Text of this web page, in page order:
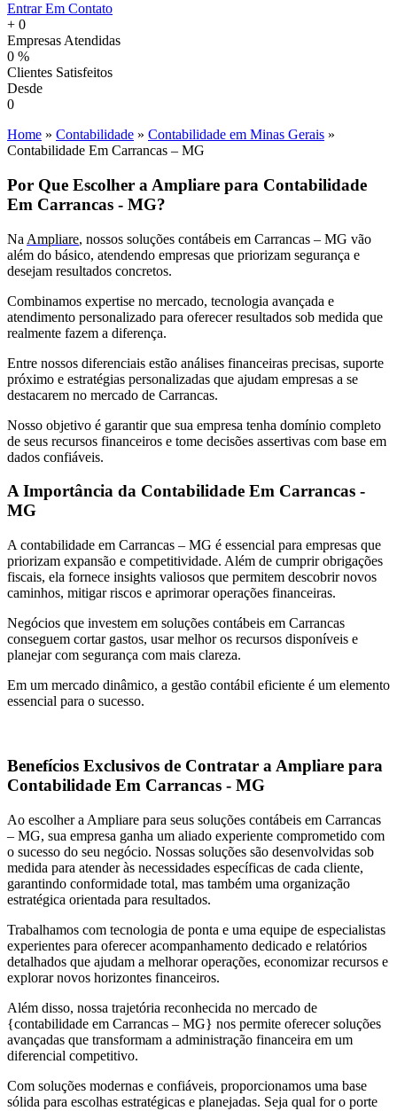
Entrar Em Contato
+ 0
Empresas Atendidas
0 %
Clientes Satisfeitos
Desde
0
Home » Contabilidade » Contabilidade em Minas Gerais »
Contabilidade Em Carrancas – MG
Por Que Escolher a Ampliare para Contabilidade
Em Carrancas - MG?
Na Ampliare, nossos soluções contábeis em Carrancas – MG vão
além do básico, atendendo empresas que priorizam segurança e
desejam resultados concretos.
Combinamos expertise no mercado, tecnologia avançada e
atendimento personalizado para oferecer resultados sob medida que
realmente fazem a diferença.
Entre nossos diferenciais estão análises financeiras precisas, suporte
próximo e estratégias personalizadas que ajudam empresas a se
destacarem no mercado de Carrancas.
Nosso objetivo é garantir que sua empresa tenha domínio completo
de seus recursos financeiros e tome decisões assertivas com base em
dados confiáveis.
A Importância da Contabilidade Em Carrancas -
MG
A contabilidade em Carrancas – MG é essencial para empresas que
priorizam expansão e competitividade. Além de cumprir obrigações
fiscais, ela fornece insights valiosos que permitem descobrir novos
caminhos, mitigar riscos e aprimorar operações financeiras.
Negócios que investem em soluções contábeis em Carrancas
conseguem cortar gastos, usar melhor os recursos disponíveis e
planejar com segurança com mais clareza.
Em um mercado dinâmico, a gestão contábil eficiente é um elemento
essencial para o sucesso.
Benefícios Exclusivos de Contratar a Ampliare para
Contabilidade Em Carrancas - MG
Ao escolher a Ampliare para seus soluções contábeis em Carrancas
– MG, sua empresa ganha um aliado experiente comprometido com
o sucesso do seu negócio. Nossas soluções são desenvolvidas sob
medida para atender às necessidades específicas de cada cliente,
garantindo conformidade total, mas também uma organização
estratégica orientada para resultados.
Trabalhamos com tecnologia de ponta e uma equipe de especialistas
experientes para oferecer acompanhamento dedicado e relatórios
detalhados que ajudam a melhorar operações, economizar recursos e
explorar novos horizontes financeiros.
Além disso, nossa trajetória reconhecida no mercado de
{contabilidade em Carrancas – MG} nos permite oferecer soluções
avançadas que transformam a administração financeira em um
diferencial competitivo.
Com soluções modernas e confiáveis, proporcionamos uma base
sólida para escolhas estratégicas e planejadas. Seja qual for o porte